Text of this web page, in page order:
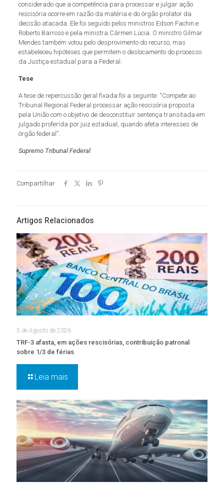
considerado que a competência para processar e julgar ação
rescisória ocorre em razão da matéria e do órgão prolator da
decisão atacada. Ele foi seguido pelos ministros Edson Fachin e
Roberto Barroso e pela ministra Cármen Lúcia. O ministro Gilmar
Mendes também votou pelo desprovimento do recurso, mas
estabeleceu hipóteses que permitem o deslocamento do processo
da Justiça estadual para a Federal.
Tese
A tese de repercussão geral fixada foi a seguinte: “Compete ao
Tribunal Regional Federal processar ação rescisória proposta
pela União com o objetivo de desconstituir sentença transitada em
julgado proferida por juiz estadual, quando afeta interesses de
órgão federal”.
Supremo Tribunal Federal
Compartilhar
Artigos Relacionados
5 de Agosto de 2026
TRF-3 afasta, em ações rescisórias, contribuição patronal
sobre 1/3 de férias
Leia mais